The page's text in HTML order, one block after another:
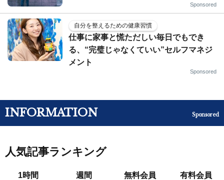
Sponsored
自分を整えるための健康習慣
仕事に家事と慌ただしい毎日でもでき
る、“完璧じゃなくていい”セルフマネジ
メント
Sponsored
INFORMATION Sponsored
人気記事ランキング
1時間 週間 無料会員 有料会員